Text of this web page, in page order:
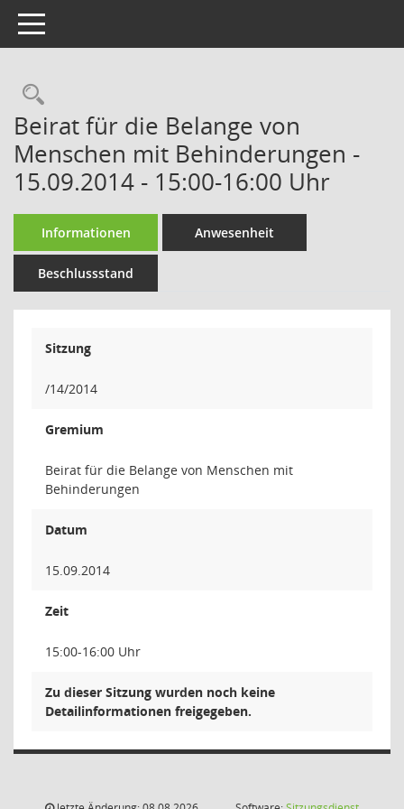
Toggle navigation
Rechercheauswahl
Beirat für die Belange von
Menschen mit Behinderungen -
15.09.2014 - 15:00-16:00 Uhr
Informationen Anwesenheit
Beschlussstand
Sitzung
/14/2014
Gremium
Beirat für die Belange von Menschen mit
Behinderungen
Datum
15.09.2014
Zeit
15:00-16:00 Uhr
Zu dieser Sitzung wurden noch keine
Detailinformationen freigegeben.